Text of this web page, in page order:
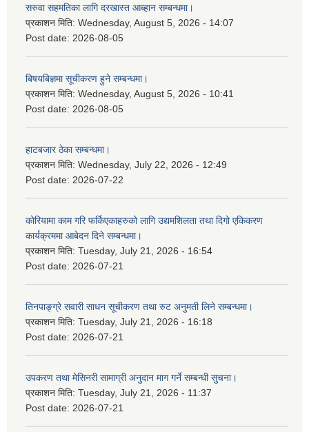
सरुवा सहमतिका लागि दरखास्त आब्हान सम्बन्धमा।
प्रकाशन मिति: Wednesday, August 5, 2026 - 14:07
Post date: 2026-08-05
बिषयबिज्ञमा सूचीकरण हुने सम्बन्धमा।
प्रकाशन मिति: Wednesday, August 5, 2026 - 10:41
Post date: 2026-08-05
हाटबजार ठेका सम्बन्धमा।
प्रकाशन मिति: Wednesday, July 22, 2026 - 12:49
Post date: 2026-07-22
कोरियामा काम गरि फर्किएकाहरुको लागि उद्यमशिलता तथा दिगो एकिकरण
कार्यक्रममा आबेदन दिने सम्बन्धमा।
प्रकाशन मिति: Tuesday, July 21, 2026 - 16:54
Post date: 2026-07-21
तिनपाङ्ग्रे सवारी साधन सूचीकरण तथा रुट अनुमती लिने सम्बन्धमा।
प्रकाशन मिति: Tuesday, July 21, 2026 - 16:18
Post date: 2026-07-21
उपकरण तथा मेसिनरी सामाग्री अनुदान माग गर्ने सम्बन्धी सुचना।
प्रकाशन मिति: Tuesday, July 21, 2026 - 11:37
Post date: 2026-07-21